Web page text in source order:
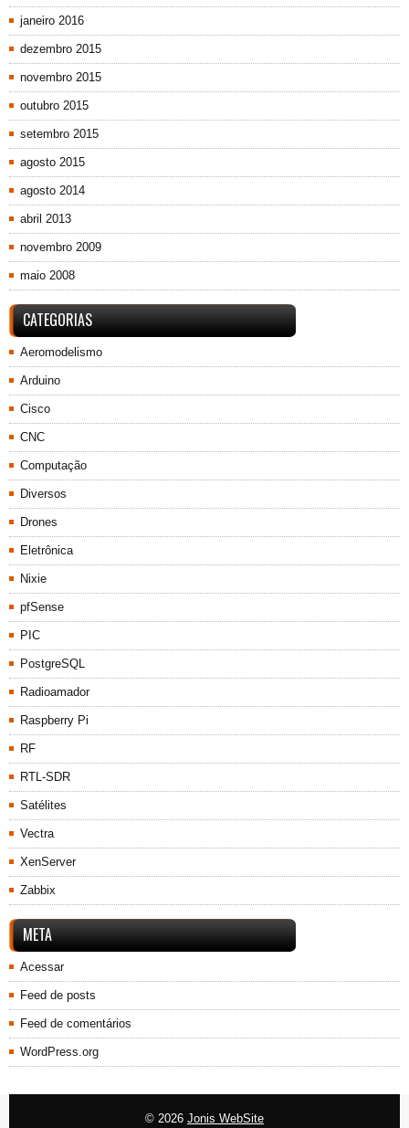
janeiro 2016
dezembro 2015
novembro 2015
outubro 2015
setembro 2015
agosto 2015
agosto 2014
abril 2013
novembro 2009
maio 2008
CATEGORIAS
Aeromodelismo
Arduino
Cisco
CNC
Computação
Diversos
Drones
Eletrônica
Nixie
pfSense
PIC
PostgreSQL
Radioamador
Raspberry Pi
RF
RTL-SDR
Satélites
Vectra
XenServer
Zabbix
META
Acessar
Feed de posts
Feed de comentários
WordPress.org
© 2026 Jonis WebSite